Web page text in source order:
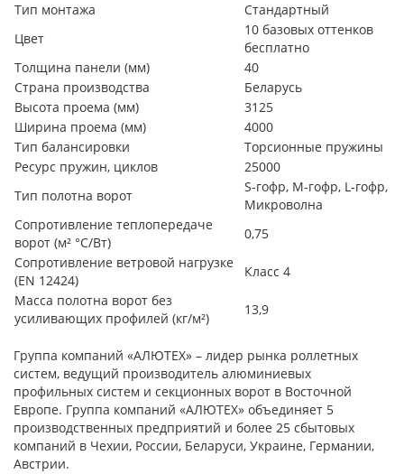
Тип монтажа
Стандартный
Цвет
10 базовых оттенков
бесплатно
Толщина панели (мм)
40
Страна производства
Беларусь
Высота проема (мм)
3125
Ширина проема (мм)
4000
Тип балансировки
Торсионные пружины
Ресурс пружин, циклов
25000
Тип полотна ворот
S-гофр, М-гофр, L-гофр,
Микроволна
Сопротивление теплопередаче
ворот (м² °С/Вт)
0,75
Сопротивление ветровой нагрузке
(EN 12424)
Класс 4
Масса полотна ворот без
усиливающих профилей (кг/м²)
13,9
Группа компаний «АЛЮТЕХ» – лидер рынка роллетных
систем, ведущий производитель алюминиевых
профильных систем и секционных ворот в Восточной
Европе. Группа компаний «АЛЮТЕХ» объединяет 5
производственных предприятий и более 25 сбытовых
компаний в Чехии, России, Беларуси, Украине, Германии,
Австрии.